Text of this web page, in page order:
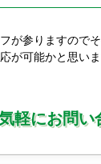
が参りますので
が可能かと思い
軽にお問い